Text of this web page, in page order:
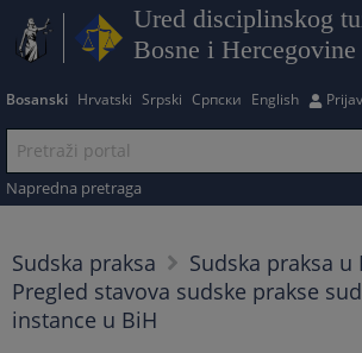
Ured disciplinskog
Bosne i Hercegovine
Bosanski Hrvatski Srpski Српски English
Napredna pretraga
Sudska praksa
Sudska praksa u
Pregled stavova sudske prakse
instance u BiH